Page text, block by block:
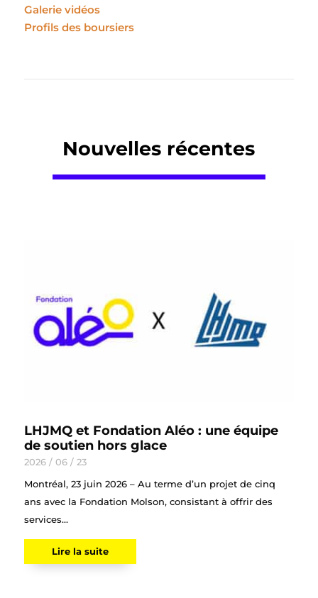
Galerie vidéos
Profils des boursiers
Nouvelles récentes
LHJMQ et Fondation Aléo : une équipe
de soutien hors glace
2026 / 06 / 23
Montréal, 23 juin 2026 – Au terme d’un projet de cinq
ans avec la Fondation Molson, consistant à offrir des
services...
Lire la suite